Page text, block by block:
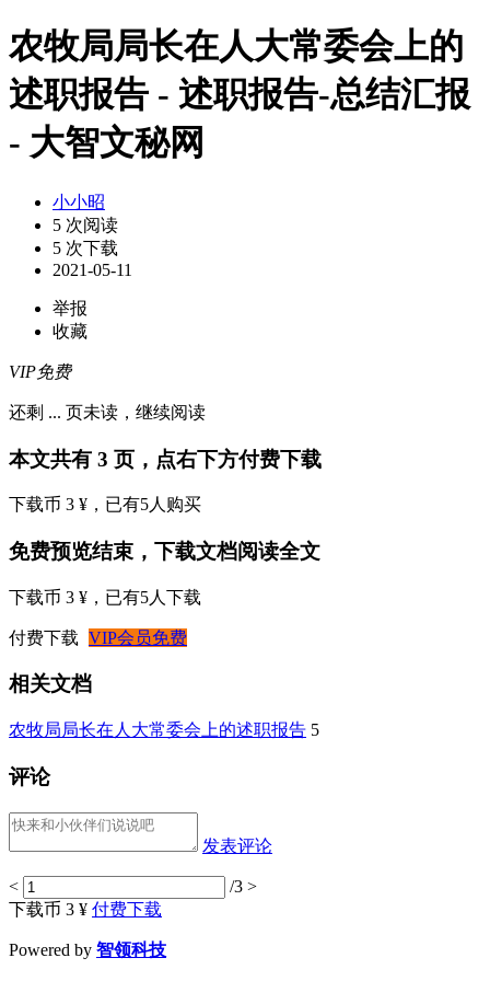
农牧局局长在人大常委会上的
述职报告 - 述职报告-总结汇报
- 大智文秘网
小小昭
5 次阅读
5 次下载
2021-05-11
举报
收藏
VIP免费
还剩 ... 页未读， 继续阅读
本文共有 3 页，点右下方付费下载
下载币 3 ¥ ，已有5人购买
免费预览结束，下载文档阅读全文
下载币 3 ¥ ，已有5人下载
付费下载 VIP会员免费
相关文档
农牧局局长在人大常委会上的述职报告 5
评论
发表评论
< /3 >
下载币 3 ¥ 付费下载
Powered by 智领科技